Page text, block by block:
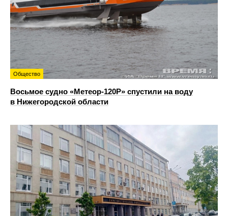
Общество
Восьмое судно «Метеор-120Р» спустили на воду
в Нижегородской области